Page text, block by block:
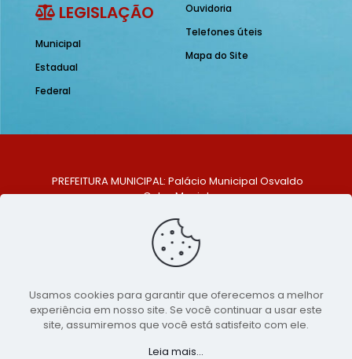
LEGISLAÇÃO
Municipal
Estadual
Federal
Ouvidoria
Telefones úteis
Mapa do Site
PREFEITURA MUNICIPAL: Palácio Municipal Osvaldo
Celso Maciel
Centro, São Bento do Una - PE. CEP: 553370-128
TELEFONE: (81) 99548-1569
E-MAIL: ouvidoria@saobentodouna.pe.gov.br
Copyright 2021-2026 - Assessoria de Comunicação da
Prefeitura de São Bento do Una - PE
Usamos cookies para garantir que oferecemos a melhor
experiência em nosso site. Se você continuar a usar este
site, assumiremos que você está satisfeito com ele.
Leia mais...